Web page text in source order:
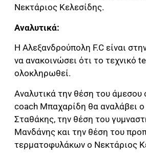
Νεκτάριος Κελεσίδης.
Αναλυτικά:
Η Αλεξανδρούπολη F.C είναι
να ανακοινώσει ότι το τεχνικό
ολοκληρωθεί.
Αναλυτικά την θέση του άμεσου
coach Μπαχαρίδη θα αναλάβει
Σταθάκης, την θέση του
Μανδάνης και την θέση του
τερματοφυλάκων ο Νεκτάριος